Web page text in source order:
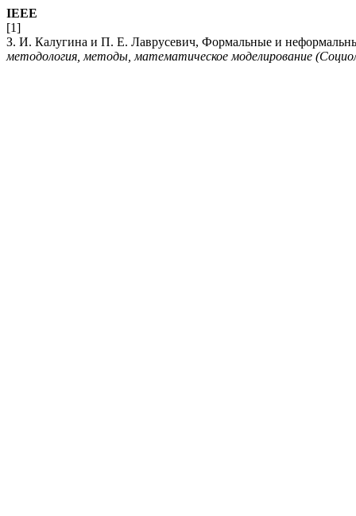
IEEE
[1]
З. И. Калугина и П. Е. Лаврусевич, Формальные и
методология, методы, математическое моделирование